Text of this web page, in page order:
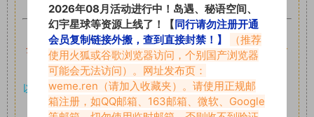
如果遇到付费才可获取的素材，建议升级对应的VIP。
全站付费素材可提供补档服务“均有备份”，素材以主流网盘分
享。
以7z、7z分卷格式压缩，解压应下载对应的软件操作，
7-zip；安卓：zarchiver；苹果：解压专家
2026年08月活动进行中！岛遇、秘语空间、
幻宇星球等资源上线了！【同行请勿注册开通
会员复制链接外搬，查到直接封禁！】
（推荐
使用火狐或谷歌浏览器访问，个别国产浏览器
可能会无法访问）。网址发布页：
weme.ren （请加入收藏夹）。请使用正规邮
箱注册，如QQ邮箱、163邮箱、微软、Google